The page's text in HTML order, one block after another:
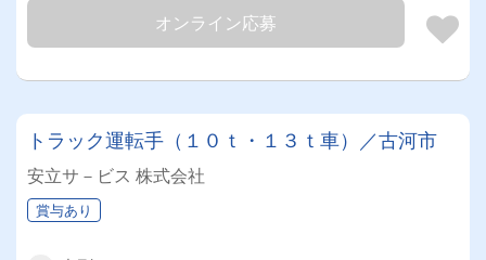
オンライン応募
トラック運転手（１０ｔ・１３ｔ車）／古河市
安立サ－ビス 株式会社
賞与あり